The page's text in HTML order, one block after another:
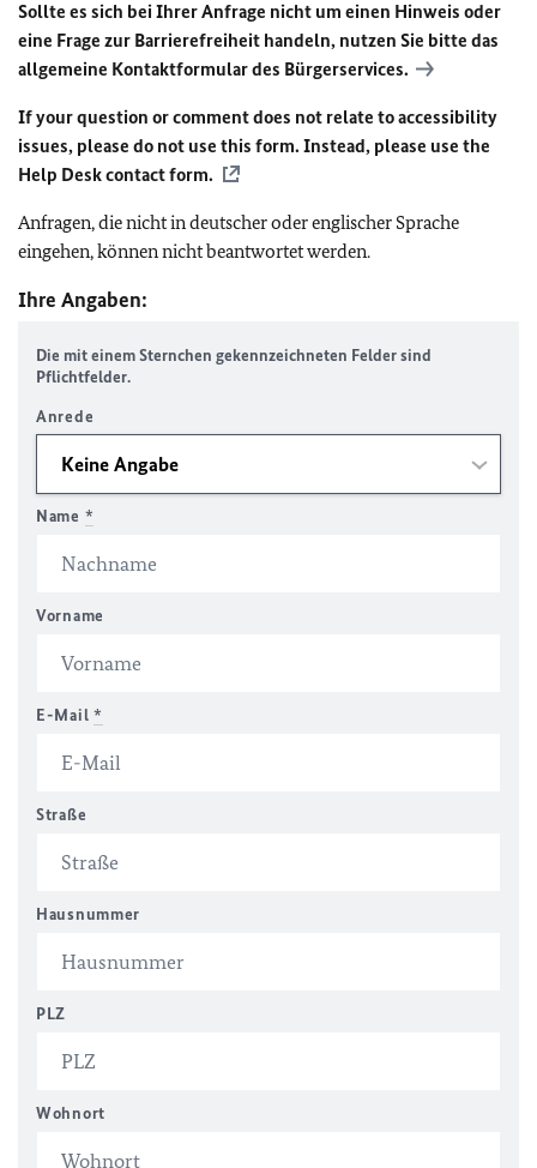
Sollte es sich bei Ihrer Anfrage nicht um einen Hinweis oder
eine Frage zur Barrierefreiheit handeln, nutzen Sie bitte das
allgemeine Kontaktformular des Bürgerservices.
If your question or comment does not relate to accessibility
issues, please do not use this form. Instead, please use the
Help Desk contact form.
Anfragen, die nicht in deutscher oder englischer Sprache
eingehen, können nicht beantwortet werden.
Ihre Angaben:
Die mit einem Sternchen gekennzeichneten Felder sind
Pflichtfelder.
Anrede
Name *
Vorname
E-Mail *
Straße
Hausnummer
PLZ
Wohnort